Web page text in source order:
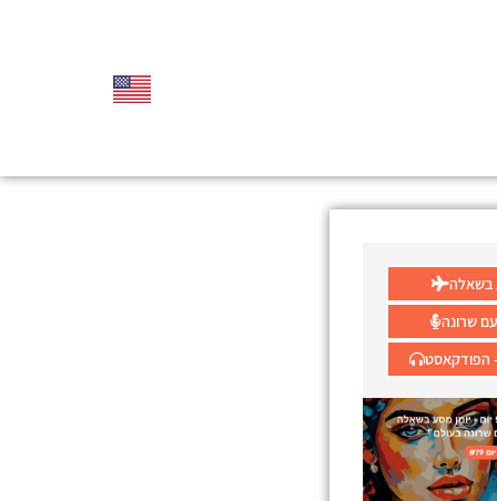
שרונה
הפודקאסט